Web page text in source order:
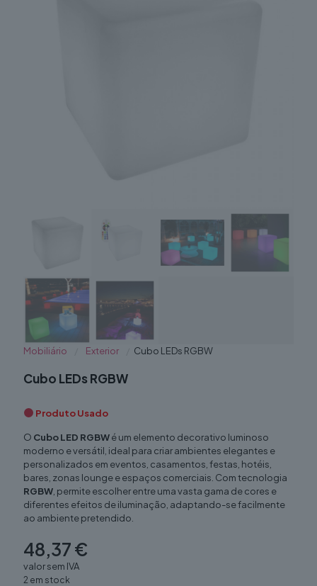
Mobiliário Exterior Cubo LEDs RGBW
Cubo LEDs RGBW
Produto Usado
O Cubo LED RGBWé um elemento decorativo luminoso
moderno e versátil, ideal para criar ambientes elegantes e
personalizados em eventos, casamentos, festas, hotéis,
bares, zonas lounge e espaços comerciais. Com tecnologia
RGBW , permite escolher entre uma vasta gama de cores e
diferentes efeitos de iluminação, adaptando-se facilmente
ao ambiente pretendido.
48,37€
valor sem IVA
2 em stock